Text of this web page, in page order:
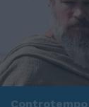
Controtempo